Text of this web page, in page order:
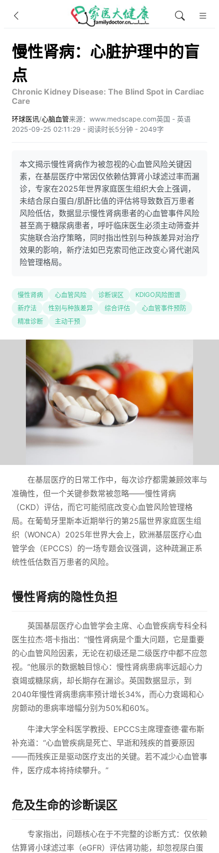
慢性肾病：心脏护理中的盲
点
Chronic Kidney Disease: The Blind Spot in Cardiac
Care
环球医讯/心脑血管来源：www.medscape.com英国 - 英语
2025-09-25 02:11:29 - 阅读时长5分钟 - 2049字
本文揭示慢性肾病作为被忽视的心血管风险关键因
素，在基层医疗中常因仅依赖估算肾小球滤过率而漏
诊，专家在2025年世界家庭医生组织大会上强调，
未结合尿白蛋白/肌酐比值的评估将导致数百万患者
风险低估，数据显示慢性肾病患者的心血管事件风险
甚至高于糖尿病患者，呼吁临床医生必须主动筛查并
实施联合治疗策略，同时指出性别与种族差异对治疗
效果的影响，新疗法如巴克索司他正改变心肾代谢风
险管理格局。
慢性肾病 心血管风险 诊断误区
KDIGO风险图谱
新疗法
性别与种族差异 综合评估
心血管事件预防
精准诊断
主动干预
在基层医疗的日常工作中，每次诊疗都需兼顾效率与
准确性，但一个关键参数常被忽略——慢性肾病
（CKD）评估，而它可能彻底改变心血管风险管理格
局。在葡萄牙里斯本近期举行的第25届世界家庭医生组
织（WONCA）2025年世界大会上，欧洲基层医疗心血
管学会（EPCCS）的一场专题会议强调，这种疏漏正系
统性低估数百万患者的风险。
慢性肾病的隐性负担
英国基层医疗心血管学会主席、心血管疾病专科全科
医生拉杰·塔卡指出：“慢性肾病是个重大问题，它是重要
的心血管风险因素，无论在初级还是二级医疗中都不应忽
视。”他展示的数据触目惊心：慢性肾病患病率远超心力
衰竭或糖尿病，却长期存在漏诊。英国数据显示，到
2040年慢性肾病患病率预计增长34%，而心力衰竭和心
房颤动的患病率增幅分别为50%和60%。
牛津大学全科医学教授、EPCCS主席理查德·霍布斯
补充道：“心血管疾病是死亡、早逝和残疾的首要原因
——而残疾正是驱动医疗支出的关键。若不减少心血管事
件，医疗成本将持续攀升。”
危及生命的诊断误区
专家指出，问题核心在于不完整的诊断方式：仅依赖
估算肾小球滤过率（eGFR）评估肾功能，却忽视尿白蛋